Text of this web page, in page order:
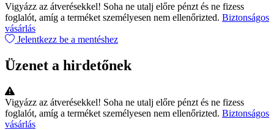
Vigyázz az átverésekkel! Soha ne utalj előre pénzt és ne fizess
foglalót, amíg a terméket személyesen nem ellenőrizted. Biztonságos
vásárlás
Jelentkezz be a mentéshez
Üzenet a hirdetőnek
Vigyázz az átverésekkel! Soha ne utalj előre pénzt és ne fizess
foglalót, amíg a terméket személyesen nem ellenőrizted. Biztonságos
vásárlás